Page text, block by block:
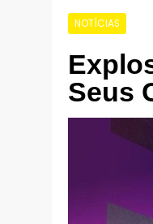
NOTÍCIAS
Seus